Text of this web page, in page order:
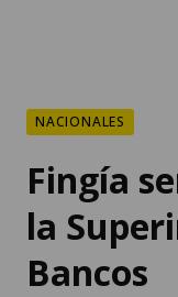
NACIONALES
Fingía
la
Bancos